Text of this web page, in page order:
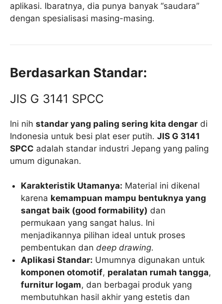
aplikasi. Ibaratnya, dia punya banyak “saudara”
dengan spesialisasi masing-masing.
Berdasarkan Standar:
JIS G 3141 SPCC
Ini nih standar yang paling sering kita dengar di
Indonesia untuk besi plat eser putih. JIS G 3141
SPCC adalah standar industri Jepang yang paling
umum digunakan.
Karakteristik Utamanya: Material ini dikenal
karena kemampuan mampu bentuknya yang
sangat baik (good formability) dan
permukaan yang sangat halus. Ini
menjadikannya pilihan ideal untuk proses
pembentukan dandeep drawing.
Aplikasi Standar: Umumnya digunakan untuk
komponen otomotif, peralatan rumah tangga,
furnitur logam, dan berbagai produk yang
membutuhkan hasil akhir yang estetis dan